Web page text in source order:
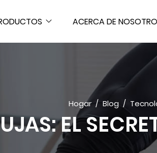
ACERCA DE
Hogar Blog
EL